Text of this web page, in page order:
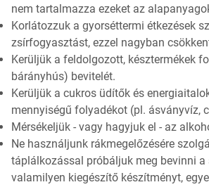
nem tartalmazza ezeket az
Korlátozzuk a gyorséttermi étkezések
zsírfogyasztást, ezzel nagyban
Kerüljük a feldolgozott, késztermékek
bárányhús) bevitelét.
Kerüljük a cukros üdítők és
mennyiségű folyadékot (pl. ásványvíz,
Mérsékeljük - vagy hagyjuk el - az
Ne használjunk rákmegelőzésére
táplálkozással próbáljuk meg bevinni a
valamilyen kiegészítő készítményt,